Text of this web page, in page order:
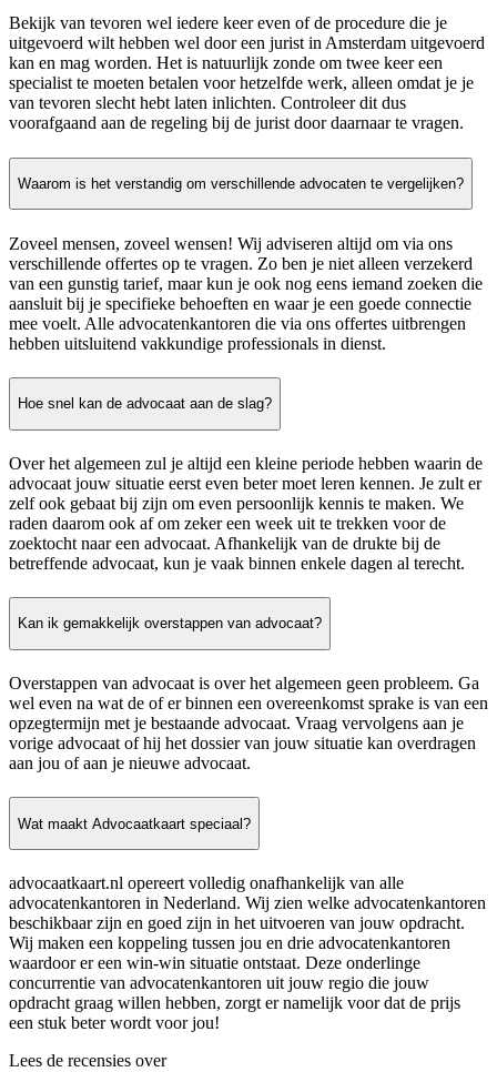
Bekijk van tevoren wel iedere keer even of de procedure die je
uitgevoerd wilt hebben wel door een jurist in Amsterdam uitgevoerd
kan en mag worden. Het is natuurlijk zonde om twee keer een
specialist te moeten betalen voor hetzelfde werk, alleen omdat je je
van tevoren slecht hebt laten inlichten. Controleer dit dus
voorafgaand aan de regeling bij de jurist door daarnaar te vragen.
Waarom is het verstandig om verschillende advocaten te vergelijken?
Zoveel mensen, zoveel wensen! Wij adviseren altijd om via ons
verschillende offertes op te vragen. Zo ben je niet alleen verzekerd
van een gunstig tarief, maar kun je ook nog eens iemand zoeken die
aansluit bij je specifieke behoeften en waar je een goede connectie
mee voelt. Alle advocatenkantoren die via ons offertes uitbrengen
hebben uitsluitend vakkundige professionals in dienst.
Hoe snel kan de advocaat aan de slag?
Over het algemeen zul je altijd een kleine periode hebben waarin de
advocaat jouw situatie eerst even beter moet leren kennen. Je zult er
zelf ook gebaat bij zijn om even persoonlijk kennis te maken. We
raden daarom ook af om zeker een week uit te trekken voor de
zoektocht naar een advocaat. Afhankelijk van de drukte bij de
betreffende advocaat, kun je vaak binnen enkele dagen al terecht.
Kan ik gemakkelijk overstappen van advocaat?
Overstappen van advocaat is over het algemeen geen probleem. Ga
wel even na wat de of er binnen een overeenkomst sprake is van een
opzegtermijn met je bestaande advocaat. Vraag vervolgens aan je
vorige advocaat of hij het dossier van jouw situatie kan overdragen
aan jou of aan je nieuwe advocaat.
Wat maakt Advocaatkaart speciaal?
advocaatkaart.nl opereert volledig onafhankelijk van alle
advocatenkantoren in Nederland. Wij zien welke advocatenkantoren
beschikbaar zijn en goed zijn in het uitvoeren van jouw opdracht.
Wij maken een koppeling tussen jou en drie advocatenkantoren
waardoor er een win-win situatie ontstaat. Deze onderlinge
concurrentie van advocatenkantoren uit jouw regio die jouw
opdracht graag willen hebben, zorgt er namelijk voor dat de prijs
een stuk beter wordt voor jou!
Lees de recensies over